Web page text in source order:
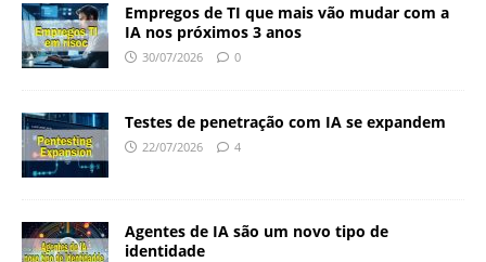
Empregos de TI que mais vão mudar com a
IA nos próximos 3 anos
30/07/2026 0
Testes de penetração com IA se expandem
22/07/2026 4
Agentes de IA são um novo tipo de
identidade